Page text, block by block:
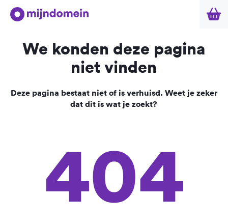
We konden deze pagina
niet vinden
Deze pagina bestaat niet of is verhuisd. Weet je zeker
dat dit is wat je zoekt?
404